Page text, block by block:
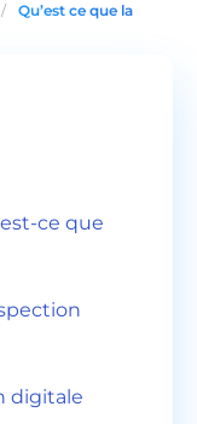
/
Qu’est ce que la
ce que
digitale